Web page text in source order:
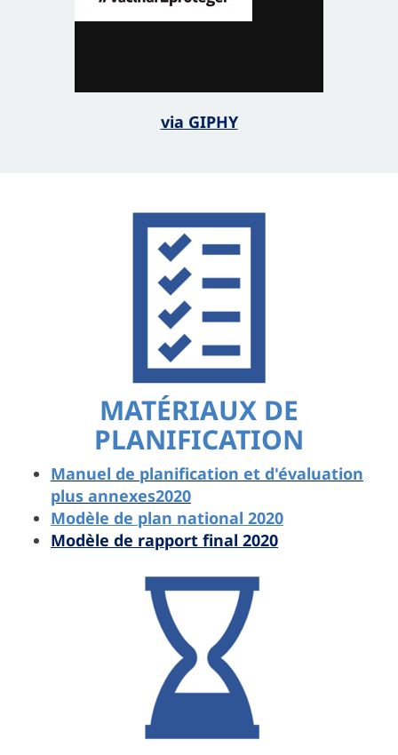
via GIPHY
MATÉRIAUX DE
PLANIFICATION
Manuel de planification et d'évaluation
plus annexes2020
Modèle de plan national 2020
Modèle de rapport final 2020